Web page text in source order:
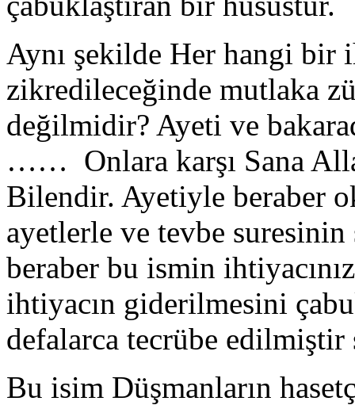
Aynı şekilde Her hangi bir
zikredileceğinde mutlaka
değilmidir? Ayeti ve
…… Onlara karşı Sana
Bilendir. Ayetiyle beraber
ayetlerle ve tevbe
beraber bu ismin
ihtiyacın giderilmesini
defalarca tecrübe edilmiştir
Bu isim Düşmanların